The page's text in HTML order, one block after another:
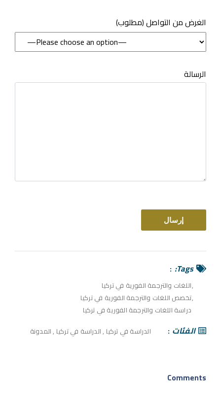
(مطلوب) الغرض من التواصل
الرسالة
Tags:
اللغات والترجمة الفورية في تركيا
تخصص اللغات والترجمة الفورية في تركيا
دراسة اللغات والترجمة الفورية في تركيا
الفئات الدراسة في تركيا ,الدراسة في تركيا ,المدونة
Comments